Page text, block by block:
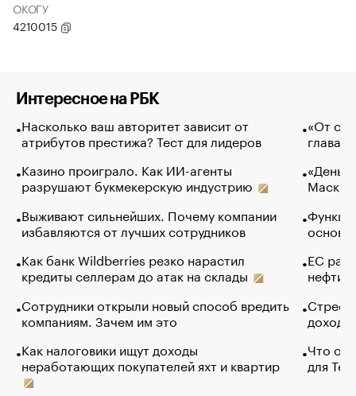
ОКОГУ
4210015
Интересное на РБК
Насколько ваш авторитет зависит от
атрибутов престижа? Тест для лидеров
Казино проиграло. Как ИИ-агенты
разрушают букмекерскую индустрию
Выживают сильнейших. Почему компании
избавляются от лучших сотрудников
Как банк Wildberries резко нарастил
кредиты селлерам до атак на склады
Сотрудники открыли новый способ вредить
компаниям. Зачем им это
Как налоговики ищут доходы
неработающих покупателей яхт и квартир
«От
глава
Маск в
основ
ЕС
нефти
Что
для